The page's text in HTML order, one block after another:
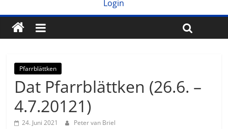
Login
Pfarrblättken
Dat Pfarrblättken (26.6. –
4.7.20121)
24. Juni 2021 Peter van Briel